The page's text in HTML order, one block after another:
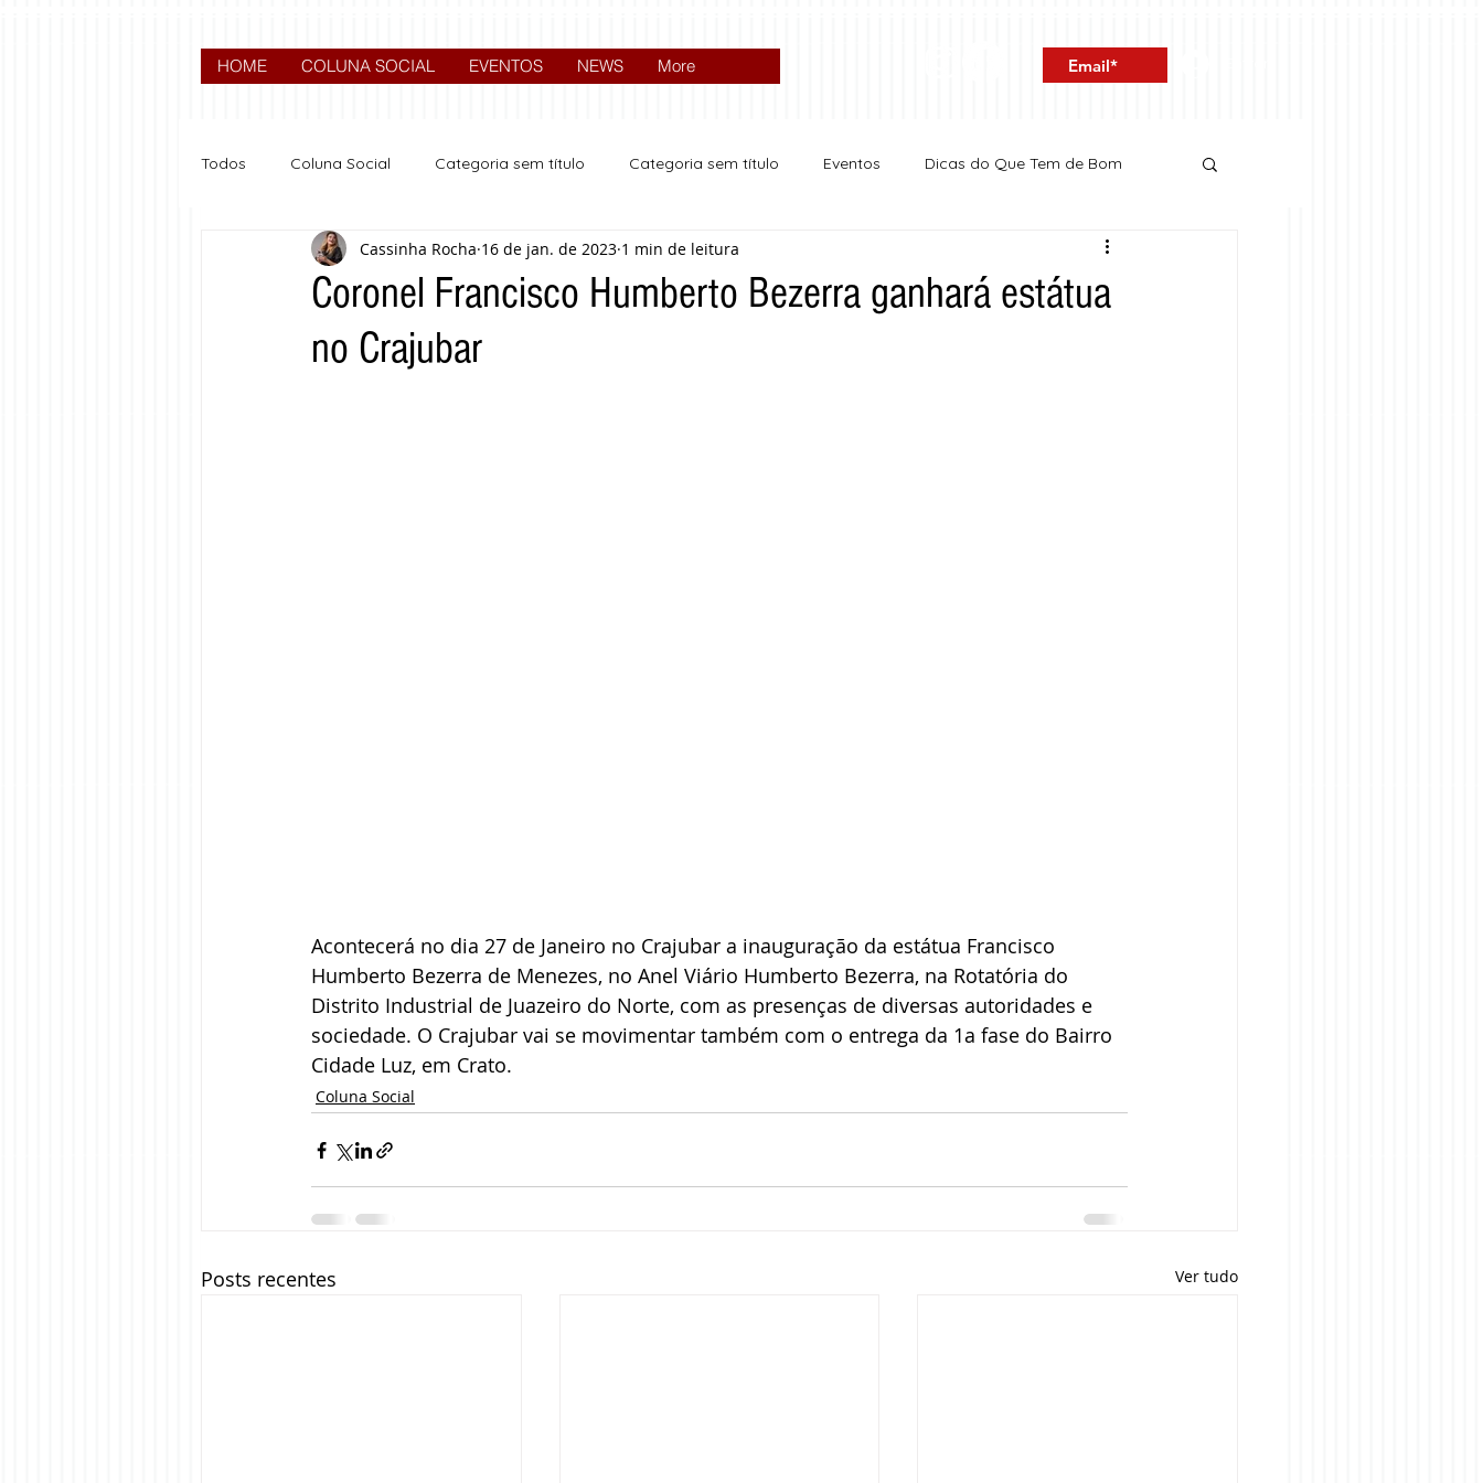
HOME COLUNA SOCIAL EVENTOS NEWS More
Todos Coluna Social Categoria sem título Categoria sem título Eventos Dicas do Que Tem de Bom
Nova categoria Expocrato 2024 Política
Coronel Francisco Humberto Bezerra ganhará estátua
no Crajubar
Cassinha Rocha 16 de jan. de 2023 1 min de leitura
Acontecerá no dia 27 de Janeiro no Crajubar a inauguração da estátua Francisco
Humberto Bezerra de Menezes, no Anel Viário Humberto Bezerra, na Rotatória do
Distrito Industrial de Juazeiro do Norte, com as presenças de diversas autoridades e
sociedade. O Crajubar vai se movimentar também com o entrega da 1a fase do Bairro
Cidade Luz, em Crato.
Coluna Social
Posts recentes Ver tudo